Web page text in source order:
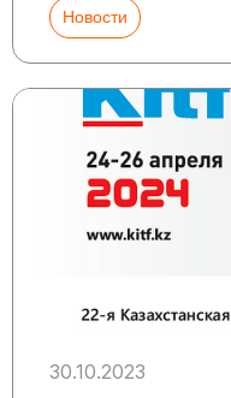
Новости
30.10.2023